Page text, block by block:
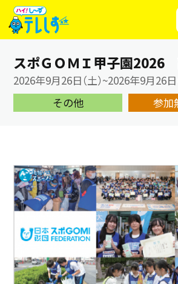
スポＧＯＭＩ甲子園2026
2026年9月26日（土）~2026年9月26日
その他
参加